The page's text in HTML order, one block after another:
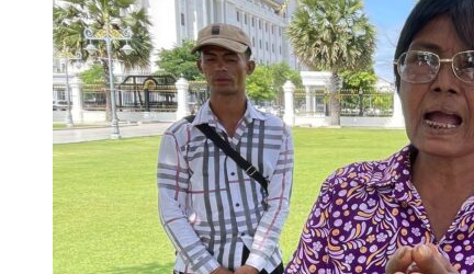
លោក លោក អ៊ូអិណុ អាត់ស៊ូស៊ី បានរួមចំណែកយ៉ាងសកម្មក្នុ
ប្រទេសទាំងពីរឱ្យក្លាយជា «ភាពជាដៃគូយុទ្ធសាស្ត្រគ្រប់ជ្រុ
លេខាលើគម្រោងជំនួយនានា ដូចជាការផ្ដល់ឧបករណ៍យោធ
និងការពង្រីកប្រព័ន្ធទឹកស្អាតតាមរយៈទីភ្នាក់ងារ JICA និ
អភិវឌ្ឍហេដ្ឋារចនាសម្ព័ន្ធ និងការកសាងសមត្ថភាពបច្ចេ
កក្កដា ឆ្នាំ២០២៦ លោក អ៊ូអិណុ អាត់ស៊ូស៊ី និងរដ្ឋមន្ត្រីក្
បានចុះហត្ថលេខាលើគម្រោងជំនួយសន្តិសុខផ្លូវការ
(ប្រមាណ ៣លានដុល្លារអាមេរិក)។ គម្រោងនេះ នឹងផ្ដ
ជើងគោក និងនាវាល្បាតដល់កងទ័ពជើងទឹកនៃកងយោធពល
សមត្ថភាពសន្តិសុខ និងសមត្ថភាពរារាំងរបស់កម្ពុជា ព្រម